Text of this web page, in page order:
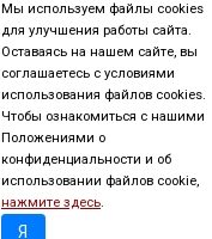
Мы используем файлы cookies
для улучшения работы сайта.
Оставаясь на нашем сайте, вы
соглашаетесь с условиями
использования файлов cookies.
Чтобы ознакомиться с нашими
Положениями о
конфиденциальности и об
использовании файлов cookie,
нажмите здесь.
Я